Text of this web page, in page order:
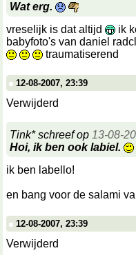
Wat erg.
vreselijk is dat altijd
ik
babyfoto's van daniel
traumatiserend
12-08-2007, 23:39
Verwijderd
Tink* schreef op 13-08-
Hoi, ik ben ook labiel.
ik ben labello!
en bang voor de salami
12-08-2007, 23:39
Verwijderd